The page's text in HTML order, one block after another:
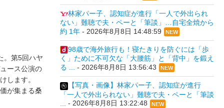
。第5回ハヤ
ース公演の
します。
が集まる桑
林家パー子、認知症が進行「一人で外出られ
ない」難聴で夫・ペーと「筆談」…自宅全焼から
約 1年- 2026年8月8日 14:48:59 NEW
98歳で海外旅行も！寝たきりを防ぐには「歩
く」ために不可欠な「大腰筋」と「背中」を鍛え
る ... - 2026年8月8日 13:56:43 NEW
【写真・画像】林家パー子、認知症が進行
「一人で外出られない」難聴で夫・ペーと「筆談
- 2026年8月8日 13:22:48 NEW